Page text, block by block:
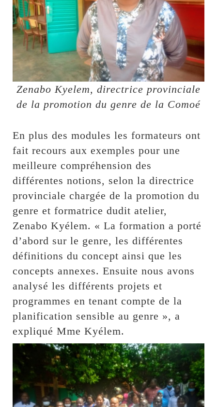
Zenabo Kyelem, directrice provinciale
de la promotion du genre de la Comoé
En plus des modules les formateurs ont
fait recours aux exemples pour une
meilleure compréhension des
différentes notions, selon la directrice
provinciale chargée de la promotion du
genre et formatrice dudit atelier,
Zenabo Kyélem. « La formation a porté
d’abord sur le genre, les différentes
définitions du concept ainsi que les
concepts annexes. Ensuite nous avons
analysé les différents projets et
programmes en tenant compte de la
planification sensible au genre », a
expliqué Mme Kyélem.